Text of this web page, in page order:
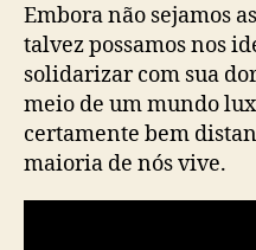
Embora não sejamos
talvez possamos nos
solidarizar com sua
meio de um mundo
certamente bem
maioria de nós vive.